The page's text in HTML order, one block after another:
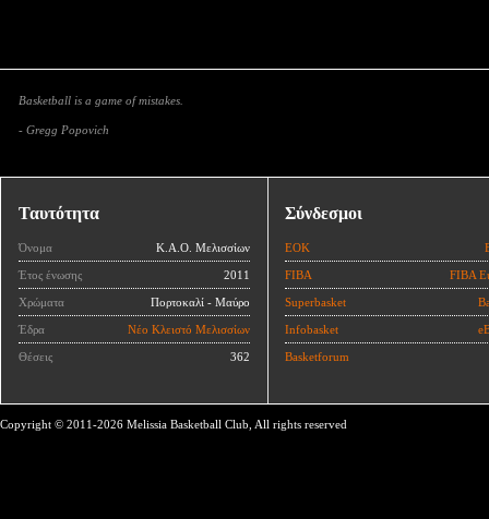
Basketball is a game of mistakes.
- Gregg Popovich
Ταυτότητα
Όνομα Κ.Α.Ο. Μελισσίων
Έτος ένωσης 2011
Χρώματα Πορτοκαλί - Μαύρο
Έδρα Νέο Κλειστό Μελισσίων
Θέσεις 362
Σύνδεσμοι
ΕΟΚ
FIBA FIBA
Superbasket
Infobasket
Basketforum
Copyright © 2011-2026 Melissia Basketball Club, All rights reserved